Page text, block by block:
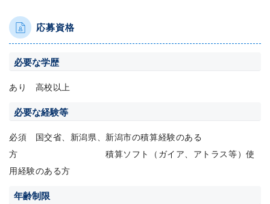
応募資格
必要な学歴
あり 高校以上
必要な経験等
必須 国交省、新潟県、新潟市の積算経験のある
方 積算ソフト（ガイア、アトラス等）使
用経験のある方
年齢制限